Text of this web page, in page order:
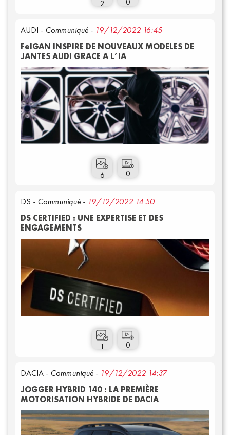
Annuaire presse
2
AUDI - Communiqué - 19/12/2022 16:45
FelGAN INSPIRE DE NOUVEAUX MODELES DE
JANTES AUDI GRACE A L’IA
0
6
DS - Communiqué - 19/12/2022 14:50
DS CERTIFIED : UNE EXPERTISE ET DES
ENGAGEMENTS
0
1
DACIA - Communiqué - 19/12/2022 14:37
JOGGER HYBRID 140 : LA PREMIÈRE
MOTORISATION HYBRIDE DE DACIA